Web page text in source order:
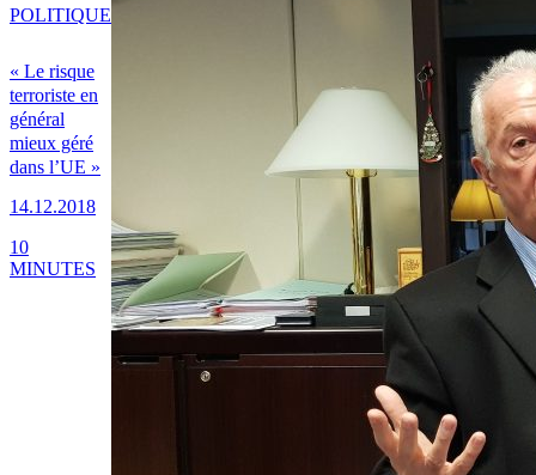
« Le risque
terroriste en
général
mieux géré
dans l’UE »
14.12.2018
POLITIQUE
10
MINUTES